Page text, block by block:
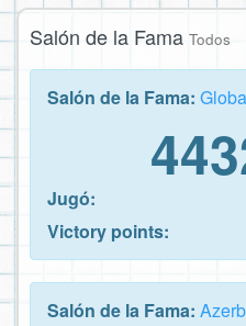
Salón de la Fama Todos
Salón de la Fama:
Jugó:
Victory points:
Salón de la Fama: